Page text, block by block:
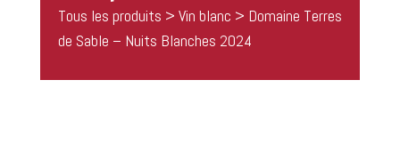
Tous les produits > Vin blanc > Domaine Terres
de Sable – Nuits Blanches 2024